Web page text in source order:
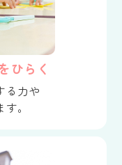
ひらく
る力や
。